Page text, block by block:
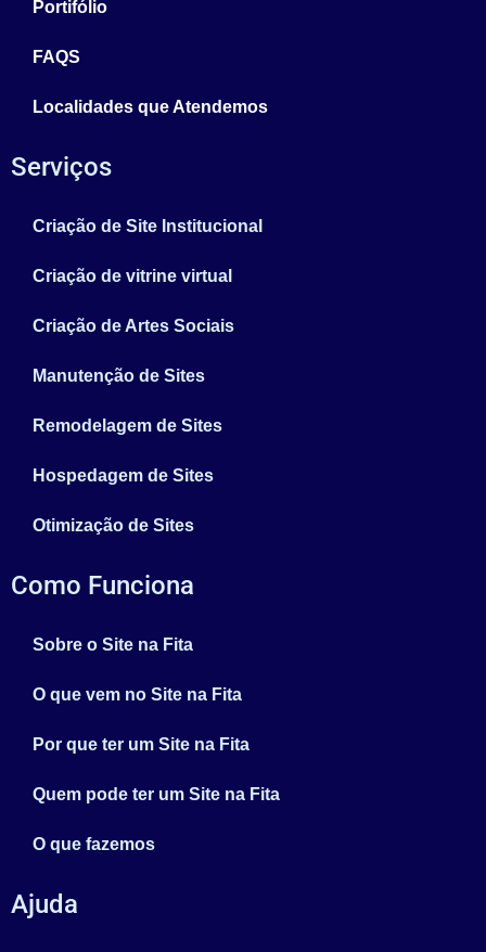
Portifólio
FAQS
Localidades que Atendemos
Serviços
Criação de Site Institucional
Criação de vitrine virtual
Criação de Artes Sociais
Manutenção de Sites
Remodelagem de Sites
Hospedagem de Sites
Otimização de Sites
Como Funciona
Sobre o Site na Fita
O que vem no Site na Fita
Por que ter um Site na Fita
Quem pode ter um Site na Fita
O que fazemos
Ajuda